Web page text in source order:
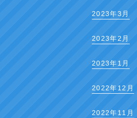
2023年3月
2023年2月
2023年1月
2022年12月
2022年11月